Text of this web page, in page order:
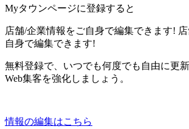
Myタウンページに登録すると
店舗/企業情報をご自身で編集できます!
自身で編集できます!
無料登録で、いつでも何度でも自由に更
Web集客を強化しましょう。
情報の編集はこちら